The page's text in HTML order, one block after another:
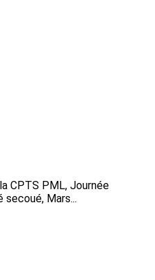
CPTS PML, Journée
secoué, Mars...